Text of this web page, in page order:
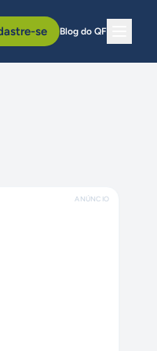
se Blog do QF
ANÚNCIO